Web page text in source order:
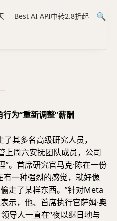
为“重新调整”薪酬
其多名高级研究人员，
上周六安抚团队成员，公司
”。首席研究官马克·陈在一份
有一种强烈的感觉，就好像
走了某样东西。”针对Meta
示，他、首席执行官萨姆·奥
导人一直在“夜以继日地与
Best AI API中转2.8折起